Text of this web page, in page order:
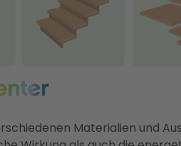
Materialien und